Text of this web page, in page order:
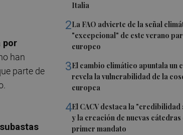
Italia
2La FAO advierte de la señal
"excepcional" de este verano
europeo
3El cambio climático apuntala un
revela la vulnerabilidad de la
europea
4El CACV destaca la "credibilidad
y la creación de nuevas cátedras
primer mandato
por
han
parte de